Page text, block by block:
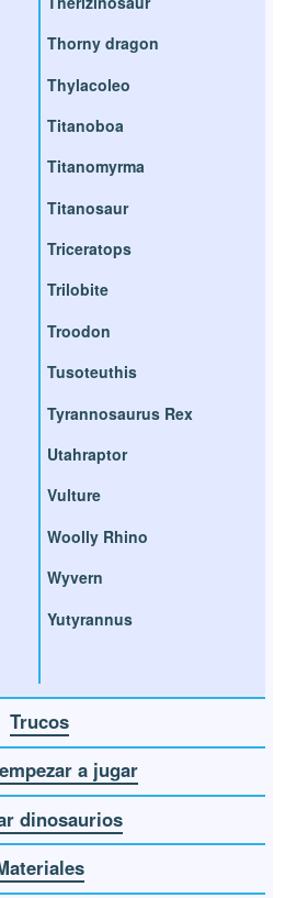
Thorny dragon
Thylacoleo
Titanoboa
Titanomyrma
Titanosaur
Triceratops
Trilobite
Troodon
Tusoteuthis
Tyrannosaurus Rex
Utahraptor
Vulture
Woolly Rhino
Wyvern
Yutyrannus
Trucos
a jugar
dinosaurios